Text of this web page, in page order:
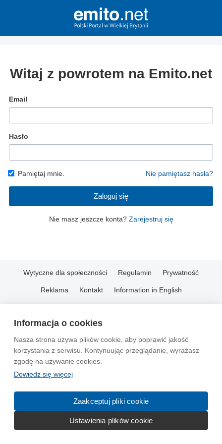
Informacja o cookies
Nasza strona używa plików cookie, aby poprawić jakość
korzystania z serwisu. Kontynuując przeglądanie, wyrażasz
zgodę na używanie cookies.
Dowiedz się więcej
Zaakceptuj pliki cookie
Ustawienia plików cookie
Witaj z powrotem na Emito.net
Email
Hasło
Pamiętaj mnie. Nie pamiętasz hasła?
Zaloguj się
Nie masz jeszcze konta? Zarejestruj się
Wytyczne dla społeczności Regulamin Prywatność
Reklama Kontakt Information in English